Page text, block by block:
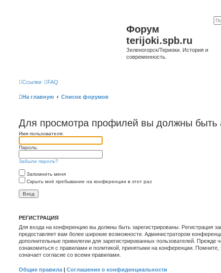
Форум
terijoki.spb.ru
Зеленогорск/Териоки. История и
современность.
Ссылки FAQ
На главную Список форумов
Для просмотра профилей вы должны быть
Имя пользователя:
Пароль:
Забыли пароль?
Запомнить меня
Скрыть моё пребывание на конференции в этот раз
РЕГИСТРАЦИЯ
Для входа на конференцию вы должны быть зарегистрированы. Регистрация
предоставляет вам более широкие возможности. Администратором
дополнительные привилегии для зарегистрированных пользователей. Прежде
ознакомиться с правилами и политикой, принятыми на конференции.
означает согласие со всеми правилами.
Общие правила | Соглашение о конфиденциальности